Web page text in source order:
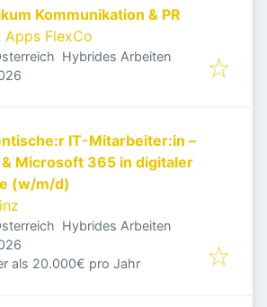
Kommunikation & PR
Apps FlexCo
Hybrides Arbeiten
IT-Mitarbeiter:in –
& Microsoft 365 in digitaler
(w/m/d)
Hybrides Arbeiten
als 20.000€ pro Jahr